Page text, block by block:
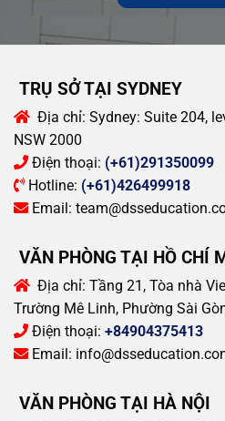
TRỤ SỞ TẠI SYDNEY
Địa chỉ: Sydney: Suite 204,
NSW 2000
Điện thoại: (+61)291350099
Hotline: (+61)426499918
Email:
VĂN PHÒNG TẠI HỒ CHÍ
Địa chỉ: Tầng 21, Tòa nhà
Trường Mê Linh, Phường Sài
Điện thoại: +84904375413
Email:
VĂN PHÒNG TẠI HÀ NỘI